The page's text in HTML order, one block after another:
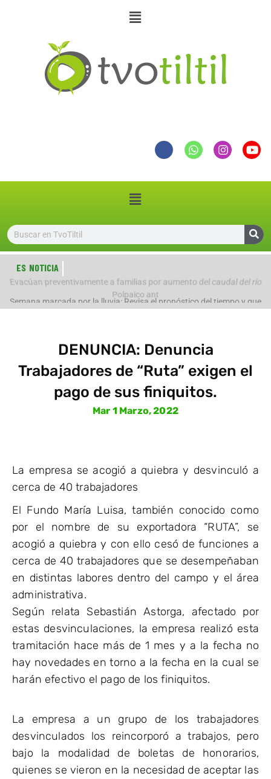
ES NOTICIA
Evacúan preventivamente a familias por aumento del caudal del río
Polpaico ant
DENUNCIA: Denuncia
Trabajadores de “Ruta” exigen el
pago de sus finiquitos.
Mar 1 Marzo, 2022
La empresa se acogió a quiebra y desvinculó a
cerca de 40 trabajadores
El Fundo María Luisa, también conocido como
por el nombre de su exportadora “RUTA”, se
acogió a quiebra y con ello cesó de funciones a
cerca de 40 trabajadores que se desempeñaban
en distintas labores dentro del campo y el área
administrativa.
Según relata Sebastián Astorga, afectado por
estas desvinculaciones, la empresa realizó esta
tramitación hace más de 1 mes y a la fecha no
hay novedades en torno a la fecha en la cual se
harán efectivo el pago de los finiquitos.
La empresa a un grupo de los trabajadores
desvinculados los reincorporó a trabajos, pero
bajo la modalidad de boletas de honorarios,
quienes se vieron en la necesidad de aceptar las